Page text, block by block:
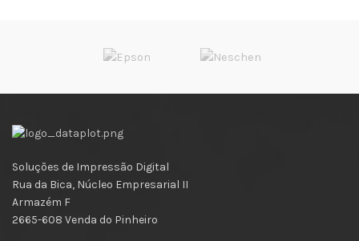
Soluções de Impressão Digital
Rua da Bica, Núcleo Empresarial II
Armazém F
2665-608 Venda do Pinheiro